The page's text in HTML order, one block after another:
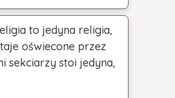
to jedyna religia,
oświecone przez
sekciarzy stoi jedyna,